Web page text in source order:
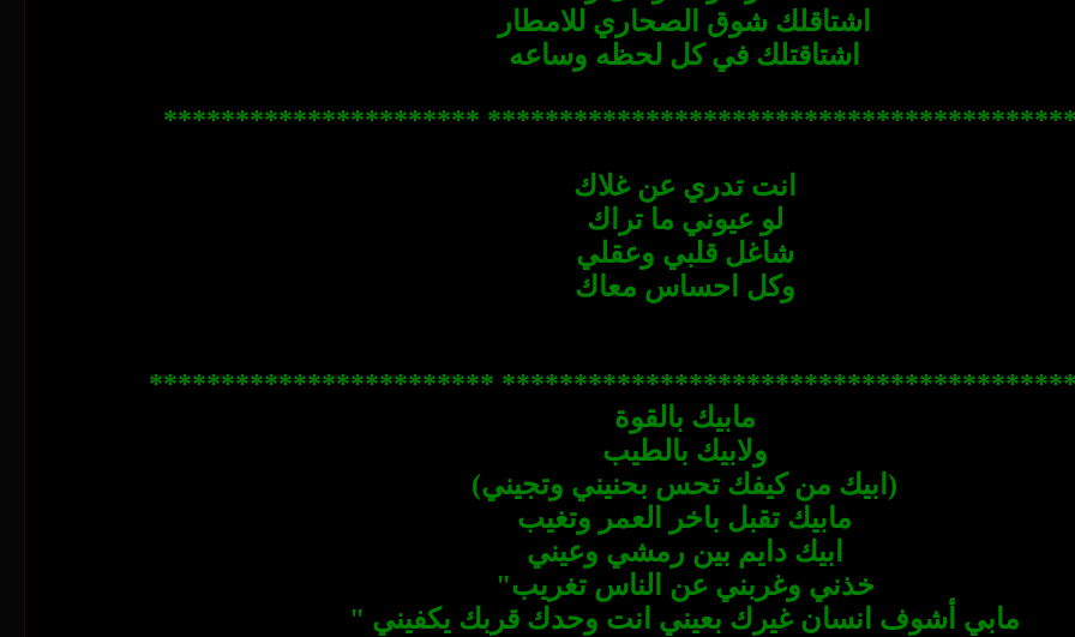
اشتاقلك شوق الصحاري للامطار
اشتاقتلك في كل لحظه وساعه
**************************************************
انت تدري عن غلاك
لو عيوني ما تراك
شاغل قلبي وعقلي
وكل احساس معاك
**************************************************
مابيك بالقوة
ولابيك بالطيب
(ابيك من كيفك تحس بحنيني وتجيني)
مابيك تقبل باخر العمر وتغيب
ابيك دايم بين رمشي وعيني
خذني وغربني عن الناس تغريب"
مابي أشوف انسان غيرك بعيني انت وحدك قربك يكفيني "